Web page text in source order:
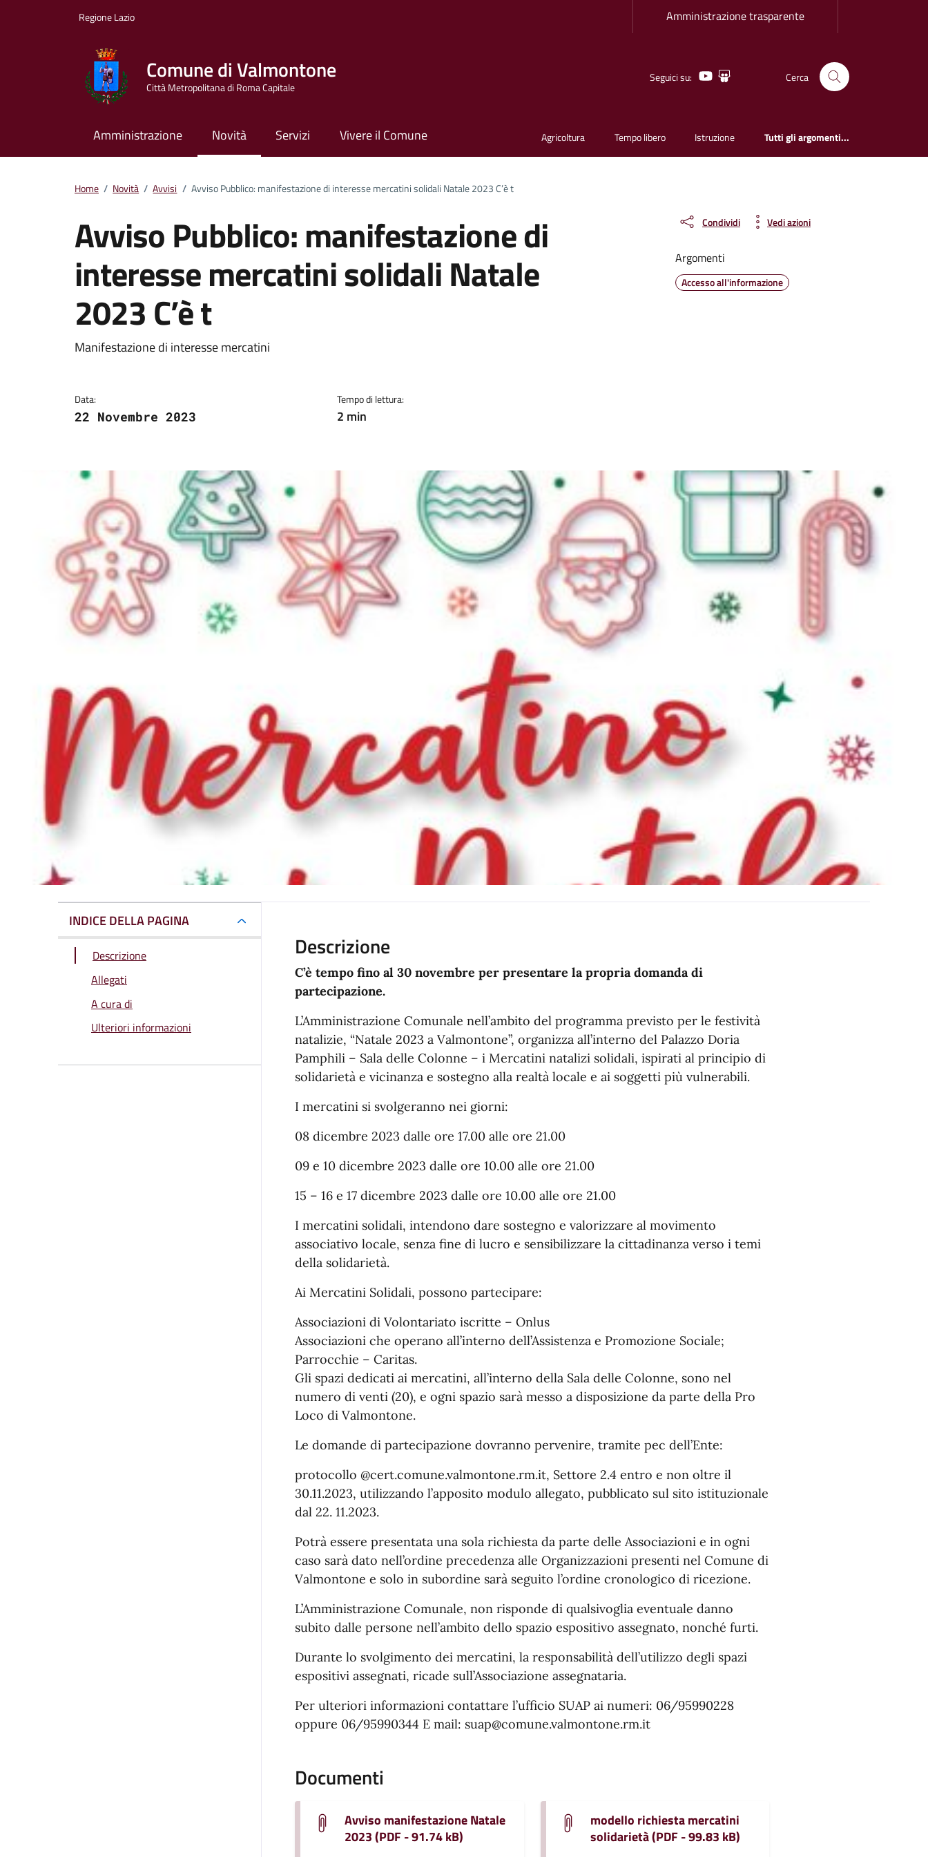
Regione Lazio Amministrazione trasparente
Comune di Valmontone
Città Metropolitana di Roma Capitale
Seguici su: YoutubeSlideshare Cerca
Amministrazione Novità Servizi Vivere il Comune Agricoltura Tempo libero Istruzione Tutti gli argomenti...
Home / Novità / Avvisi / Avviso Pubblico: manifestazione di interesse mercatini solidali Natale 2023 C’è t
Avviso Pubblico: manifestazione di
interesse mercatini solidali Natale
2023 C’è t
Dettagli della notizia
Manifestazione di interesse mercatini
Data:
22 Novembre 2023
Tempo di lettura:
2 min
Condividi Vedi azioni
Argomenti
Accesso all'informazione
INDICE DELLA PAGINA
Descrizione
Allegati
A cura di
Ulteriori informazioni
Descrizione
C’è tempo fino al 30 novembre per presentare la propria domanda di
partecipazione.
L’Amministrazione Comunale nell’ambito del programma previsto per le festività
natalizie, “Natale 2023 a Valmontone”, organizza all’interno del Palazzo Doria
Pamphili – Sala delle Colonne – i Mercatini natalizi solidali, ispirati al principio di
solidarietà e vicinanza e sostegno alla realtà locale e ai soggetti più vulnerabili.
I mercatini si svolgeranno nei giorni:
08 dicembre 2023 dalle ore 17.00 alle ore 21.00
09 e 10 dicembre 2023 dalle ore 10.00 alle ore 21.00
15 – 16 e 17 dicembre 2023 dalle ore 10.00 alle ore 21.00
I mercatini solidali, intendono dare sostegno e valorizzare al movimento
associativo locale, senza fine di lucro e sensibilizzare la cittadinanza verso i temi
della solidarietà.
Ai Mercatini Solidali, possono partecipare:
Associazioni di Volontariato iscritte – Onlus
Associazioni che operano all’interno dell’Assistenza e Promozione Sociale;
Parrocchie – Caritas.
Gli spazi dedicati ai mercatini, all’interno della Sala delle Colonne, sono nel
numero di venti (20), e ogni spazio sarà messo a disposizione da parte della Pro
Loco di Valmontone.
Le domande di partecipazione dovranno pervenire, tramite pec dell’Ente:
protocollo @cert.comune.valmontone.rm.it, Settore 2.4 entro e non oltre il
30.11.2023, utilizzando l’apposito modulo allegato, pubblicato sul sito istituzionale
dal 22. 11.2023.
Potrà essere presentata una sola richiesta da parte delle Associazioni e in ogni
caso sarà dato nell’ordine precedenza alle Organizzazioni presenti nel Comune di
Valmontone e solo in subordine sarà seguito l’ordine cronologico di ricezione.
L’Amministrazione Comunale, non risponde di qualsivoglia eventuale danno
subito dalle persone nell’ambito dello spazio espositivo assegnato, nonché furti.
Durante lo svolgimento dei mercatini, la responsabilità dell’utilizzo degli spazi
espositivi assegnati, ricade sull’Associazione assegnataria.
Per ulteriori informazioni contattare l’ufficio SUAP ai numeri: 06/95990228
oppure 06/95990344 E mail: suap@comune.valmontone.rm.it
Documenti
Avviso manifestazione Natale
2023 (PDF - 91.74 kB)
modello richiesta mercatini
solidarietà (PDF - 99.83 kB)